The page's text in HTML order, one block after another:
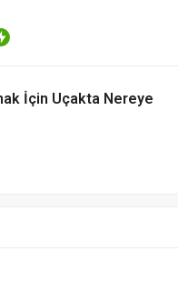
İçin Uçakta Nereye